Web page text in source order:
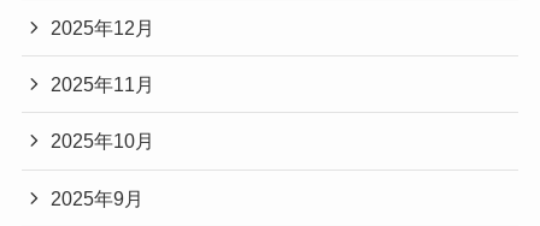
2025年12月
2025年11月
2025年10月
2025年9月